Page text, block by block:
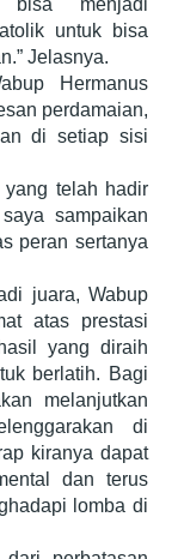
bisa menjadi
untuk bisa
Jelasnya.
Hermanus
perdamaian,
di setiap sisi
yang telah hadir
sampaikan
peran sertanya
juara, Wabup
atas prestasi
yang diraih
berlatih. Bagi
melanjutkan
di
kiranya dapat
dan terus
lomba di